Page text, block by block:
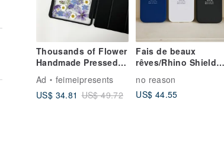
Thousands of Flower
Handmade Pressed
Flower iPad Case for
New iPad Air 11in
13in
Ad
feimeipresents
US$ 34.81 US$ 49.72
Fais de beaux
rêves/Rhino Shield
no reason
US$ 44.55